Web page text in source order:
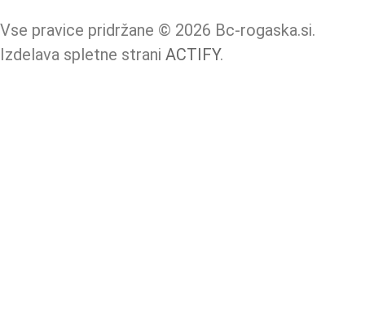
Vse pravice pridržane © 2026 Bc-rogaska.si.
Izdelava spletne strani ACTIFY.